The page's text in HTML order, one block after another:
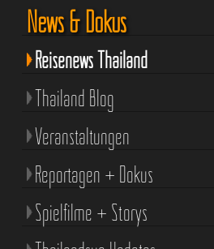
News & Dokus
Reisenews Thailand
Thailand Blog
Veranstaltungen
Reportagen + Dokus
Spielfilme + Storys